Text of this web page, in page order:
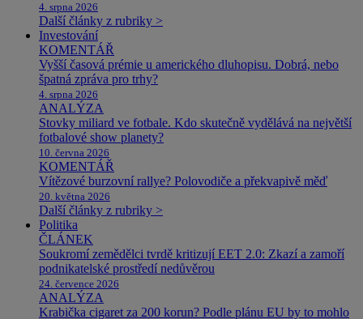
4. srpna 2026
Další články z rubriky >
Investování
KOMENTÁŘ
Vyšší časová prémie u amerického dluhopisu. Dobrá, nebo
špatná zpráva pro trhy?
4. srpna 2026
ANALÝZA
Stovky miliard ve fotbale. Kdo skutečně vydělává na největší
fotbalové show planety?
10. června 2026
KOMENTÁŘ
Vítězové burzovní rallye? Polovodiče a překvapivě měď
20. května 2026
Další články z rubriky >
Politika
ČLÁNEK
Soukromí zemědělci tvrdě kritizují EET 2.0: Zkazí a zamoří
podnikatelské prostředí nedůvěrou
24. července 2026
ANALÝZA
Krabička cigaret za 200 korun? Podle plánu EU by to mohlo